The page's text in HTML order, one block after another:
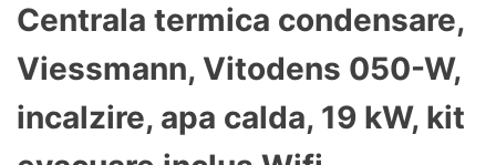
Centrala termica condensare,
Viessmann, Vitodens 050-W,
incalzire, apa calda, 19 kW, kit